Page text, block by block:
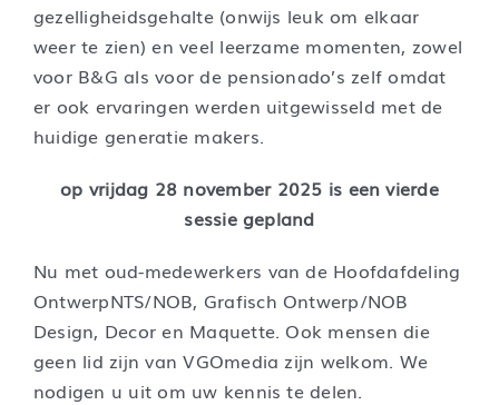
gezelligheidsgehalte (onwijs leuk om elkaar
weer te zien) en veel leerzame momenten, zowel
voor B&G als voor de pensionado’s zelf omdat
er ook ervaringen werden uitgewisseld met de
huidige generatie makers.
op vrijdag 28 november 2025 is een vierde
sessie gepland
Nu met oud-medewerkers van de Hoofdafdeling
OntwerpNTS/NOB, Grafisch Ontwerp/NOB
Design, Decor en Maquette. Ook mensen die
geen lid zijn van VGOmedia zijn welkom. We
nodigen u uit om uw kennis te delen.